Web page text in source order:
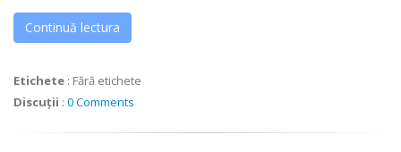
Continuă lectura
Etichete : Fără etichete
Discuții : 0 Comments